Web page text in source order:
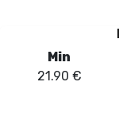
Min
21.90 €